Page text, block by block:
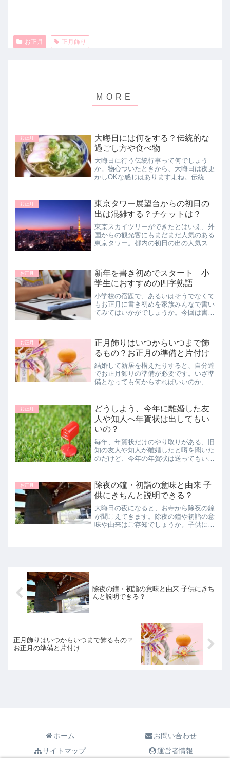
お正月 正月飾り
お正月
大晦日には何をする？伝統的な
過ごし方や食べ物
大晦日に行う伝統行事って何でしょう
か。物心ついたときから、大晦日は夜更
かしOKな感じはありますよね。伝統的
をお話していきます。
お正月
東京タワー展望台からの初日の
出は混雑する？チケットは？
東京スカイツリーができたとはいえ、外
国からの観光客にもまだまだ人気のある
東京タワー。都内の初日の出の人気スポ
行ってみませんか。
お正月
新年を書き初めでスタート 小
学生におすすめの四字熟語
小学校の宿題で、あるいはそうでなくて
もお正月に書き初めを家族みんなで書い
てみてはいかがでしょうか。今回は書き
お正月
正月飾りはいつからいつまで飾
るもの？お正月の準備と片付け
結婚して新居を構えたりすると、自分達
でお正月飾りの準備が必要です。いざ準
備となっても何からすればいいのか、い
の準備と片付け、地域性の違いについて
解説していきますね。
お正月
どうしよう、今年に離婚した友
人や知人へ年賀状は出してもい
いの？
毎年、年賀状だけのやり取りがある、旧
知の友人や知人が離婚したと噂を聞いた
のだけど、今年の年賀状は送ってもいい
ますよね。このような場合の年賀状の送
り方についてまとめてみました。
お正月
除夜の鐘・初詣の意味と由来 子
供にきちんと説明できる？
大晦日の夜になると、お寺から除夜の鐘
が聞こえてきます。除夜の鐘や初詣の意
味や由来はご存知でしょうか。子供に聞
除夜の鐘・初詣の意味と由来 子供にきち
んと説明できる？
正月飾りはいつからいつまで飾るもの？
お正月の準備と片付け
ホーム
お問い合わせ
サイトマップ
運営者情報